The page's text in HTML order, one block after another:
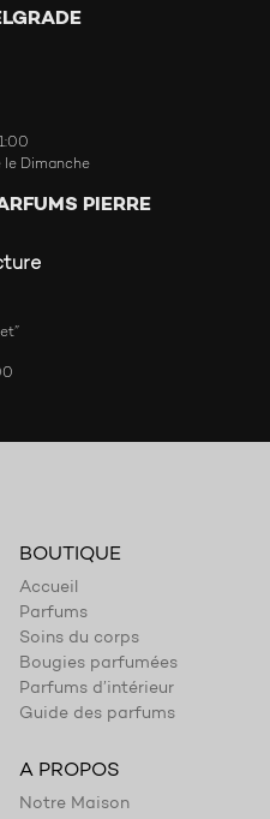
Dimanche
PIERRE
BOUTIQUE
Accueil
Parfums
Soins du corps
Bougies parfumées
Parfums d’intérieur
Guide des parfums
A PROPOS
Notre Maison